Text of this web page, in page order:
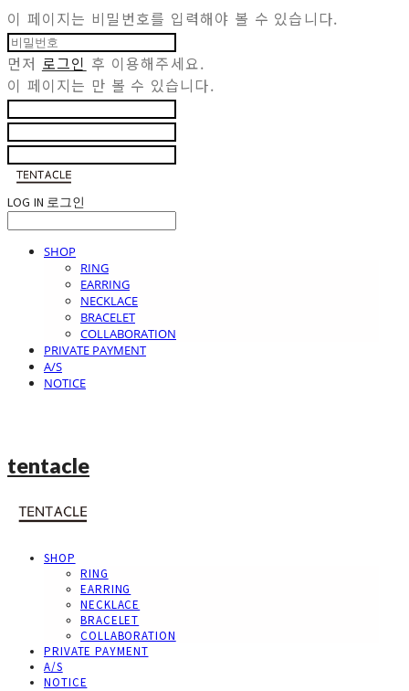
이 페이지는 비밀번호를 입력해야 볼 수 있습니다.
먼저 로그인 후 이용해주세요.
이 페이지는 만 볼 수 있습니다.
LOG IN 로그인
SHOP
RING
EARRING
NECKLACE
BRACELET
COLLABORATION
PRIVATE PAYMENT
A/S
NOTICE
tentacle
SHOP
RING
EARRING
NECKLACE
BRACELET
COLLABORATION
PRIVATE PAYMENT
A/S
NOTICE